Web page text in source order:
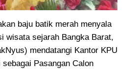
baju batik merah menyala
wisata sejarah Bangka Barat,
mendatangi Kantor KPU
Pasangan Calon